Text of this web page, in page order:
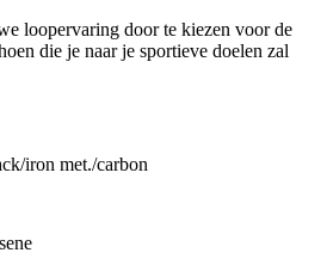
loopervaring door te kiezen voor de
die je naar je sportieve doelen zal
iron met./carbon